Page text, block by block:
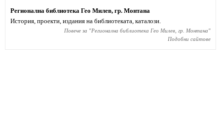
Регионална библиотека Гео Милев, гр. Монтана
История, проекти, издания на библиотеката, каталози.
Повече за "Регионална библиотека Гео Милев, гр. Монтана"
Подобни сайтове